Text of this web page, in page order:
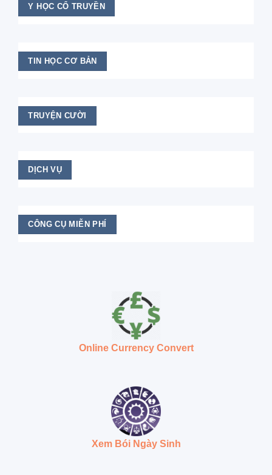
Y HỌC CỔ TRUYỀN
TIN HỌC CƠ BẢN
TRUYỆN CƯỜI
DỊCH VỤ
CÔNG CỤ MIỄN PHÍ
Online Currency Convert
Xem Bói Ngày Sinh